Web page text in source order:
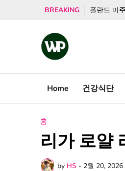
BREAKING 폴란드 마
Home 건강식단
홈
리가 로얄
by HS - 2월 20, 2026